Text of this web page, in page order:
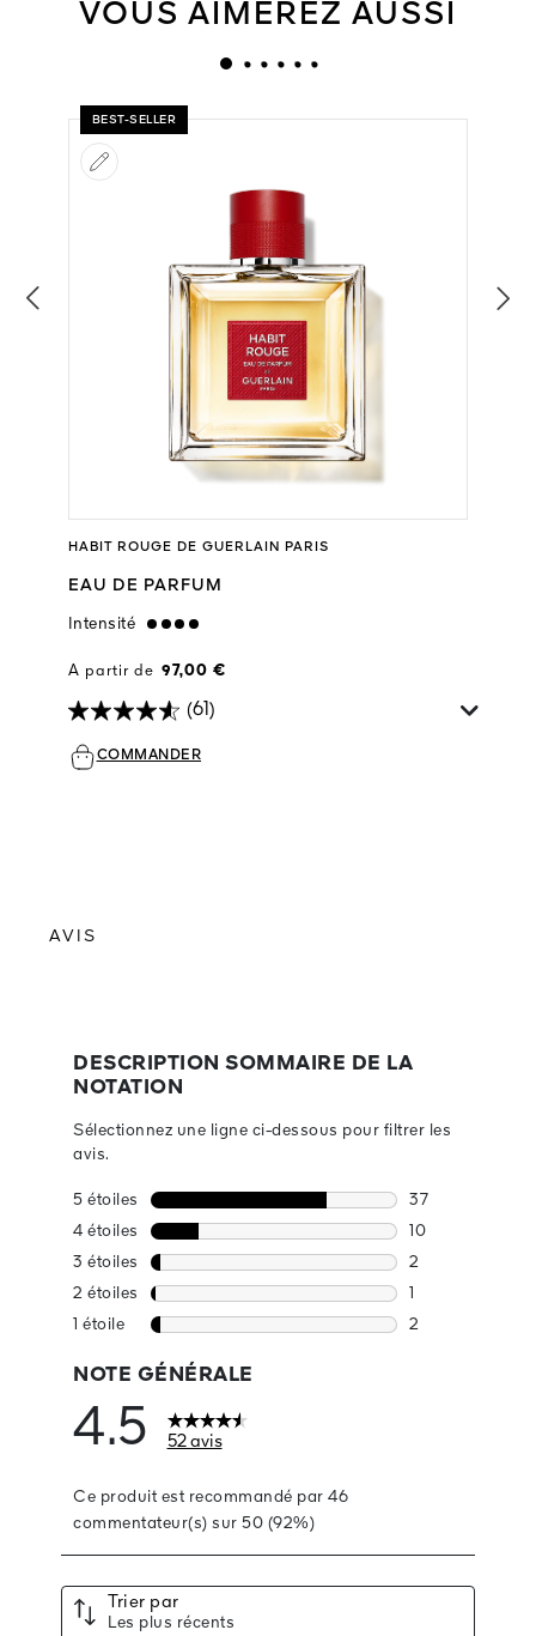
VOUS AIMEREZ AUSSI
BEST-SELLER
HABIT ROUGE DE GUERLAIN PARIS
EAU DE PARFUM
Intensité strong
A partir de 97,00 €
(61)
COMMANDER
AVIS